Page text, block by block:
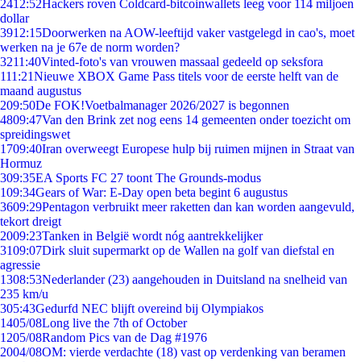
2412:52Hackers roven Coldcard-bitcoinwallets leeg voor 114 miljoen
dollar
3912:15Doorwerken na AOW-leeftijd vaker vastgelegd in cao's, moet
werken na je 67e de norm worden?
3211:40Vinted-foto's van vrouwen massaal gedeeld op seksfora
111:21Nieuwe XBOX Game Pass titels voor de eerste helft van de
maand augustus
209:50De FOK!Voetbalmanager 2026/2027 is begonnen
4809:47Van den Brink zet nog eens 14 gemeenten onder toezicht om
spreidingswet
1709:40Iran overweegt Europese hulp bij ruimen mijnen in Straat van
Hormuz
309:35EA Sports FC 27 toont The Grounds-modus
109:34Gears of War: E-Day open beta begint 6 augustus
3609:29Pentagon verbruikt meer raketten dan kan worden aangevuld,
tekort dreigt
2009:23Tanken in België wordt nóg aantrekkelijker
3109:07Dirk sluit supermarkt op de Wallen na golf van diefstal en
agressie
1308:53Nederlander (23) aangehouden in Duitsland na snelheid van
235 km/u
305:43Gedurfd NEC blijft overeind bij Olympiakos
1405/08Long live the 7th of October
1205/08Random Pics van de Dag #1976
2004/08OM: vierde verdachte (18) vast op verdenking van beramen